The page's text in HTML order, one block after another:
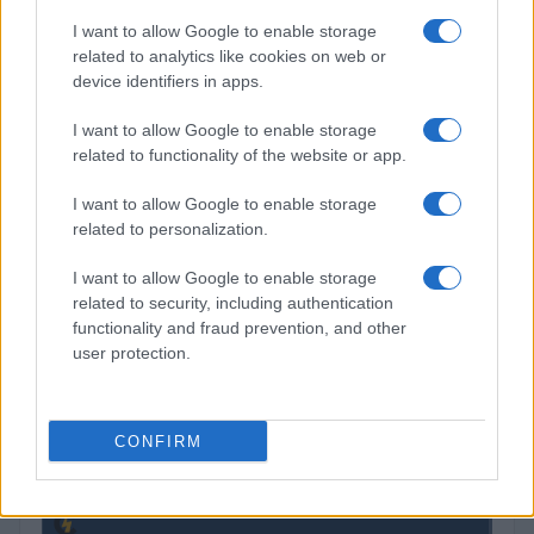
I want to allow Google to enable storage
related to analytics like cookies on web or
device identifiers in apps.
I want to allow Google to enable storage
related to functionality of the website or app.
I want to allow Google to enable storage
related to personalization.
I want to allow Google to enable storage
related to security, including authentication
functionality and fraud prevention, and other
user protection.
CONFIRM
nas intenções de voto
Bruno Costa · 5 ago 2026
COTAÇÕES CRYPTO
(KBTC)